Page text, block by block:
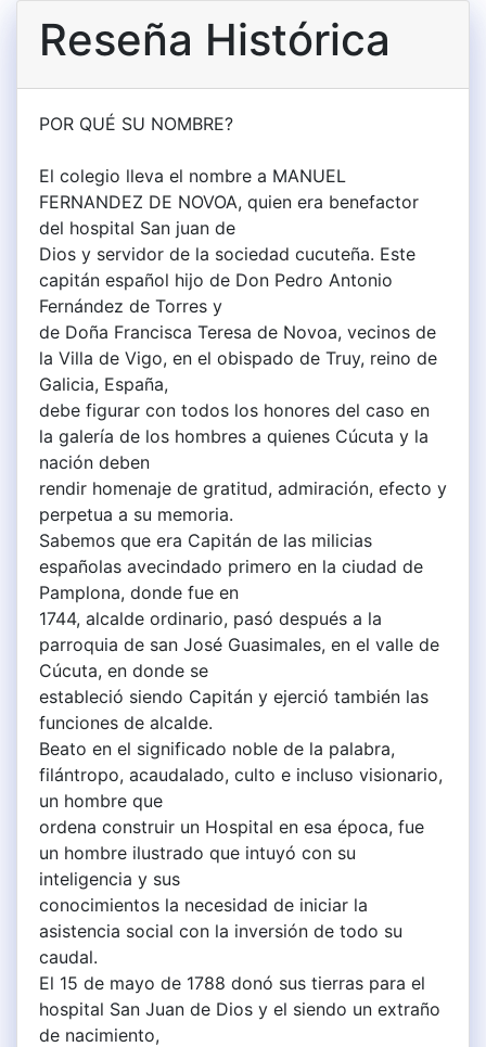
Reseña Histórica
POR QUÉ SU NOMBRE?
El colegio lleva el nombre a MANUEL
FERNANDEZ DE NOVOA, quien era benefactor
del hospital San juan de
Dios y servidor de la sociedad cucuteña. Este
capitán español hijo de Don Pedro Antonio
Fernández de Torres y
de Doña Francisca Teresa de Novoa, vecinos de
la Villa de Vigo, en el obispado de Truy, reino de
Galicia, España,
debe figurar con todos los honores del caso en
la galería de los hombres a quienes Cúcuta y la
nación deben
rendir homenaje de gratitud, admiración, efecto y
perpetua a su memoria.
Sabemos que era Capitán de las milicias
españolas avecindado primero en la ciudad de
Pamplona, donde fue en
1744, alcalde ordinario, pasó después a la
parroquia de san José Guasimales, en el valle de
Cúcuta, en donde se
estableció siendo Capitán y ejerció también las
funciones de alcalde.
Beato en el significado noble de la palabra,
filántropo, acaudalado, culto e incluso visionario,
un hombre que
ordena construir un Hospital en esa época, fue
un hombre ilustrado que intuyó con su
inteligencia y sus
conocimientos la necesidad de iniciar la
asistencia social con la inversión de todo su
caudal.
El 15 de mayo de 1788 donó sus tierras para el
hospital San Juan de Dios y el siendo un extraño
de nacimiento,